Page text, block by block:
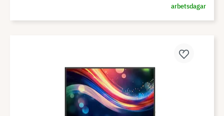
arbetsdagar